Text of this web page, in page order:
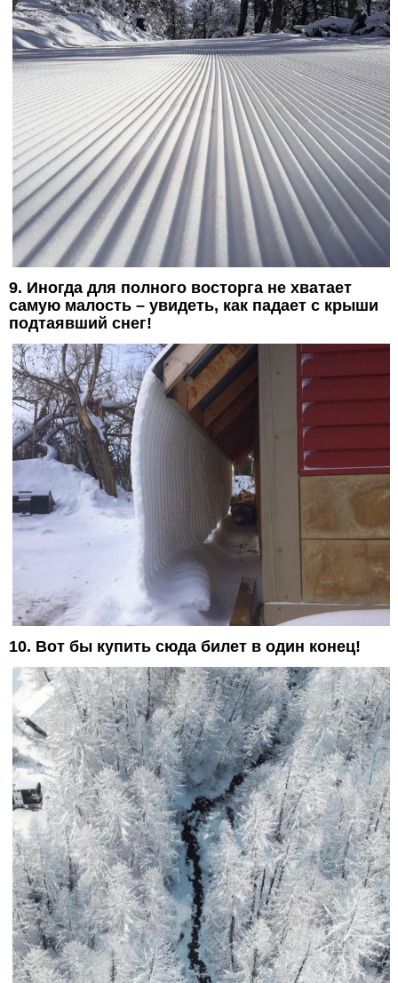
9. Иногда для полного восторга не хватает
самую малость – увидеть, как падает с крыши
подтаявший снег!
10. Вот бы купить сюда билет в один конец!